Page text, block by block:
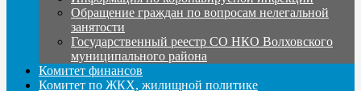
Обращение граждан по вопросам нелегальной
занятости
Государственный реестр СО НКО Волховского
муниципального района
Комитет финансов
Комитет по ЖКХ, жилищной политике